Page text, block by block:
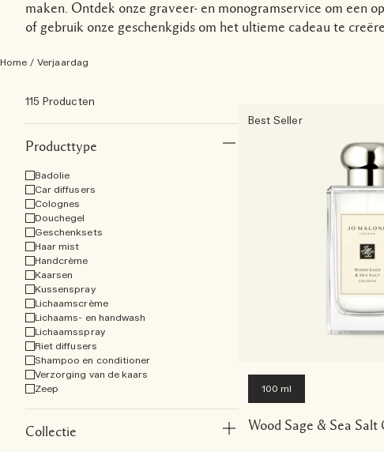
maken. Ontdek onze graveer- en monogramservice om een
of gebruik onze geschenkgids om het ultieme cadeau te
Home / Verjaardag
115 Producten
Producttype
Badolie
Car diffusers
Colognes
Douchegel
Geschenksets
Haar mist
Handcrème
Kaarsen
Kussenspray
Lichaamscrème
Lichaams- en handwash
Lichaamsspray
Riet diffusers
Shampoo en conditioner
Verzorging van de kaars
Zeep
Collectie
Best Seller
100 ml
Wood Sage & Sea Salt